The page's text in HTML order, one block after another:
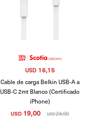
Cable de carga Belkin USB-A a
USB-C 2mt Blanco (Certificado
iPhone)
USD 19,00 USD24,00
USD 16,15